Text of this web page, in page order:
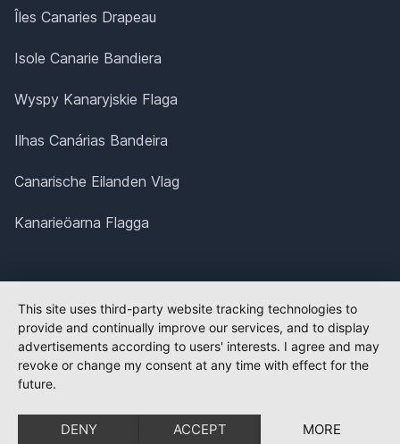
Îles Canaries Drapeau
Isole Canarie Bandiera
Wyspy Kanaryjskie Flaga
Ilhas Canárias Bandeira
Canarische Eilanden Vlag
Kanarieöarna Flagga
This site uses third-party website tracking technologies to
provide and continually improve our services, and to display
advertisements according to users' interests. I agree and may
revoke or change my consent at any time with effect for the
future.
DENY ACCEPT MORE